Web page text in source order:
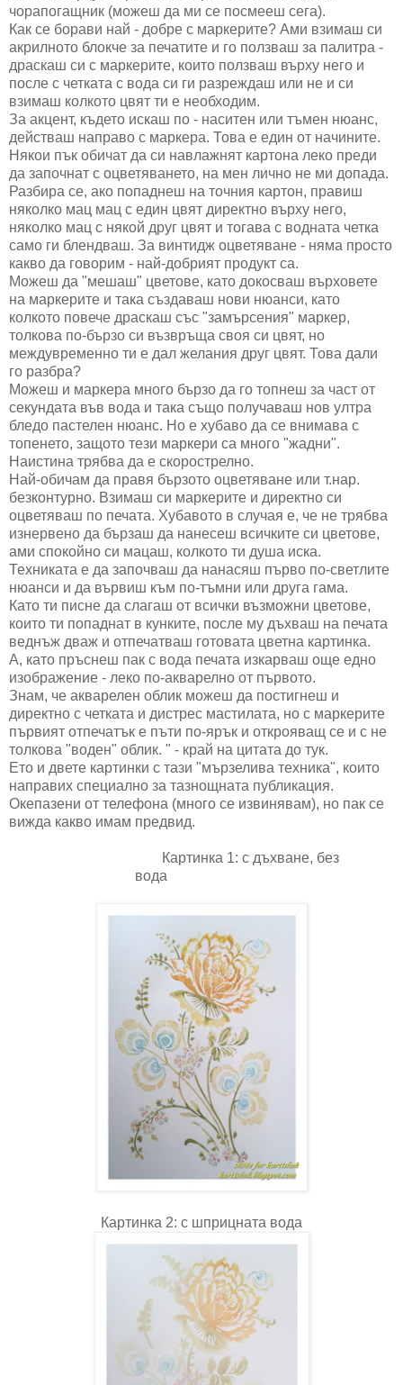
чорапогащник (можеш да ми се посмееш сега).
Как се борави най - добре с маркерите? Ами взимаш си
акрилното блокче за печатите и го ползваш за палитра -
драскаш си с маркерите, които ползваш върху него и
после с четката с вода си ги разреждаш или не и си
взимаш колкото цвят ти е необходим.
За акцент, където искаш по - наситен или тъмен нюанс,
действаш направо с маркера. Това е един от начините.
Някои пък обичат да си навлажнят картона леко преди
да започнат с оцветяването, на мен лично не ми допада.
Разбира се, ако попаднеш на точния картон, правиш
няколко мац мац с един цвят директно върху него,
няколко мац с някой друг цвят и тогава с водната четка
само ги блендваш. За винтидж оцветяване - няма просто
какво да говорим - най-добрият продукт са.
Можеш да "мешаш" цветове, като докосваш върховете
на маркерите и така създаваш нови нюанси, като
колкото повече драскаш със "замърсения" маркер,
толкова по-бързо си възвръща своя си цвят, но
междувременно ти е дал желания друг цвят. Това дали
го разбра?
Можеш и маркера много бързо да го топнеш за част от
секундата във вода и така също получаваш нов ултра
бледо пастелен нюанс. Но е хубаво да се внимава с
топенето, защото тези маркери са много "жадни".
Наистина трябва да е скорострелно.
Най-обичам да правя бързото оцветяване или т.нар.
безконтурно. Взимаш си маркерите и директно си
оцветяваш по печата. Хубавото в случая е, че не трябва
изнервено да бързаш да нанесеш всичките си цветове,
ами спокойно си мацаш, колкото ти душа иска.
Техниката е да започваш да нанасяш първо по-светлите
нюанси и да вървиш към по-тъмни или друга гама.
Като ти писне да слагаш от всички възможни цветове,
които ти попаднат в кунките, после му дъхваш на печата
веднъж дваж и отпечатваш готовата цветна картинка.
А, като пръснеш пак с вода печата изкарваш още едно
изображение - леко по-акварелно от първото.
Знам, че акварелен облик можеш да постигнеш и
директно с четката и дистрес мастилата, но с маркерите
първият отпечатък е пъти по-ярък и открояващ се и с не
толкова "воден" облик. " - край на цитата до тук.
Ето и двете картинки с тази "мързелива техника", които
направих специално за тазнощната публикация.
Окепазени от телефона (много се извинявам), но пак се
вижда какво имам предвид.
Картинка 1: с дъхване, без
вода
Картинка 2: с шприцната вода